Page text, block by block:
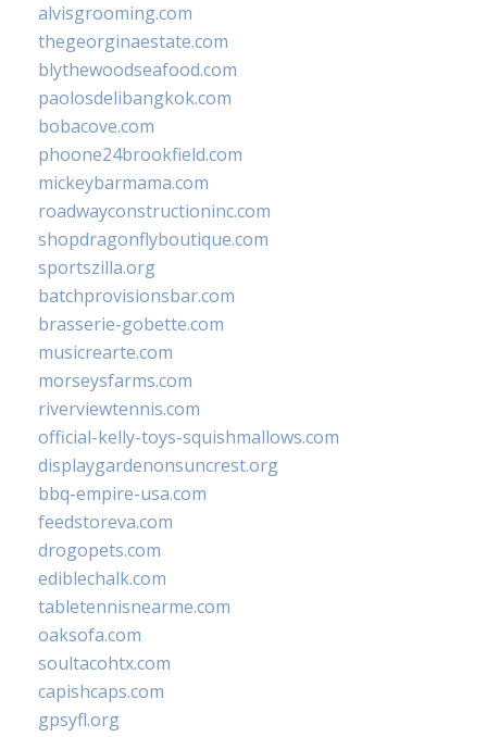
alvisgrooming.com
thegeorginaestate.com
blythewoodseafood.com
paolosdelibangkok.com
bobacove.com
phoone24brookfield.com
mickeybarmama.com
roadwayconstructioninc.com
shopdragonflyboutique.com
sportszilla.org
batchprovisionsbar.com
brasserie-gobette.com
musicrearte.com
morseysfarms.com
riverviewtennis.com
official-kelly-toys-squishmallows.com
displaygardenonsuncrest.org
bbq-empire-usa.com
feedstoreva.com
drogopets.com
ediblechalk.com
tabletennisnearme.com
oaksofa.com
soultacohtx.com
capishcaps.com
gpsyfl.org